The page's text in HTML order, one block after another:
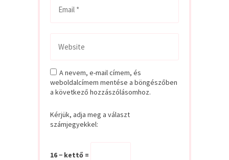
A nevem, e-mail címem, és
weboldalcímem mentése a böngészőben
a következő hozzászólásomhoz.
Kérjük, adja meg a választ
számjegyekkel:
16 − kettő =